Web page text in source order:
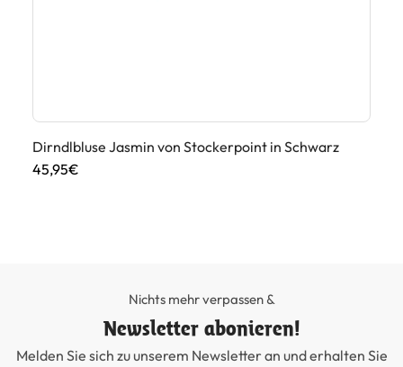
Dirndlbluse Jasmin von Stockerpoint in Schwarz
45,95€
Nichts mehr verpassen &
Newsletter abonieren!
Melden Sie sich zu unserem Newsletter an und erhalten Sie